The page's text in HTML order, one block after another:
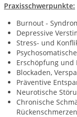
Praxisschwerpunkte:
Burnout -
Depressive
Stress- und
Erschöpfung und
Blockaden,
Präventive
Neurotische
Chronische
Rückenschmerzen